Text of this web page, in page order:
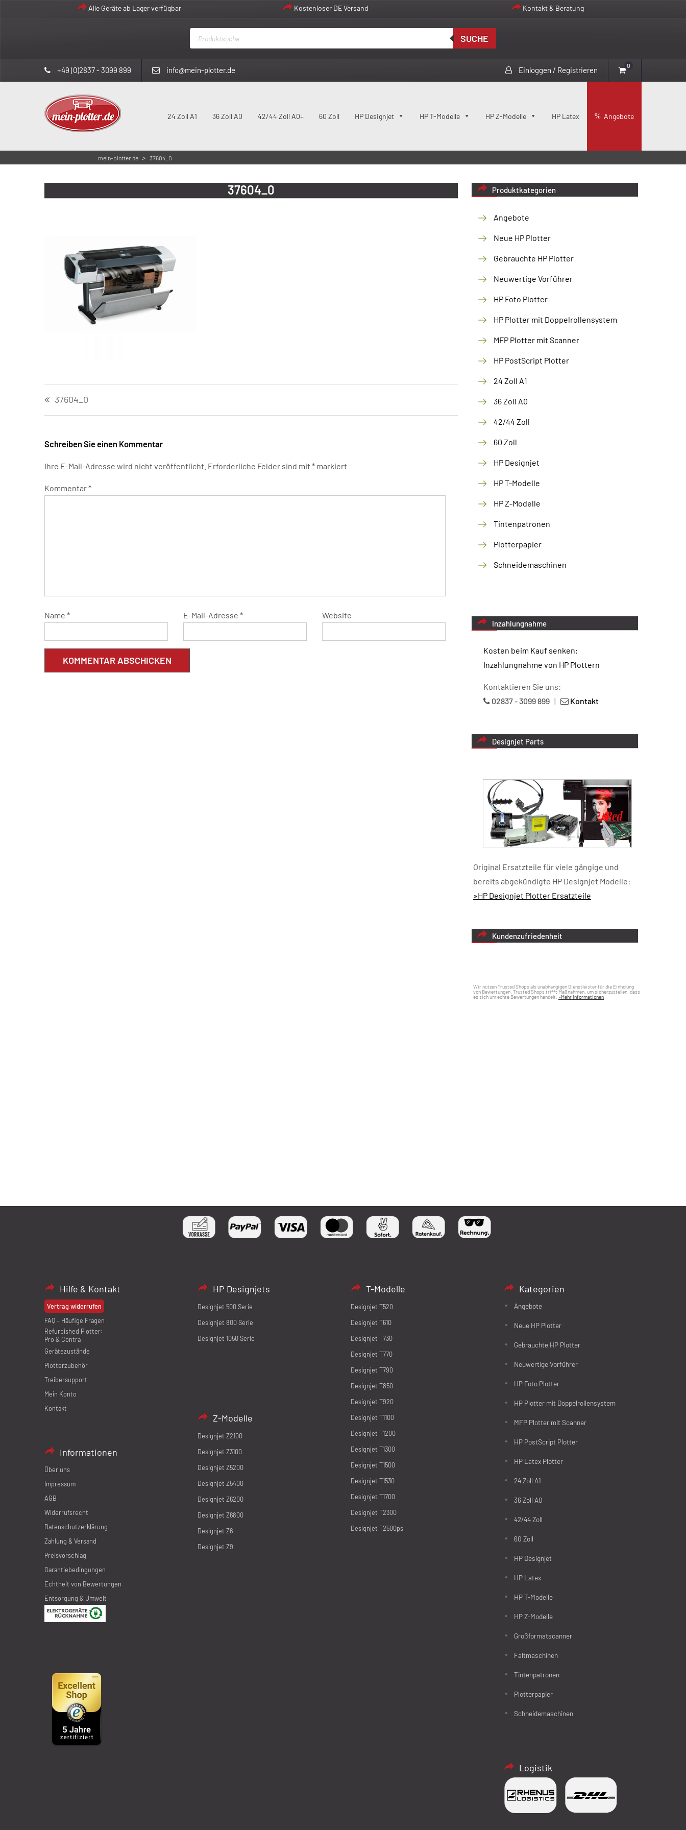
Alle Geräte ab Lager verfügbar Kostenloser DE Versand Kontakt & Beratung
Products
search
SUCHE
+49 (0)2837 - 3099 899 info@mein-plotter.de Einloggen / Registrieren 0
24 Zoll A1 36 Zoll A0 42/44 Zoll A0+ 60 Zoll HP Designjet HP T-Modelle HP Z-Modelle HP Latex Angebote
mein-plotter.de > 37604_0
37604_0
37604_0
Schreiben Sie einen Kommentar
Ihre E-Mail-Adresse wird nicht veröffentlicht. Erforderliche Felder sind mit * markiert
Kommentar*
Name * E-Mail-Adresse * Website
Produktkategorien
Angebote
Neue HP Plotter
Gebrauchte HP Plotter
Neuwertige Vorführer
HP Foto Plotter
HP Plotter mit Doppelrollensystem
MFP Plotter mit Scanner
HP PostScript Plotter
24 Zoll A1
36 Zoll A0
42/44 Zoll
60 Zoll
HP Designjet
HP T-Modelle
HP Z-Modelle
Tintenpatronen
Plotterpapier
Schneidemaschinen
Inzahlungnahme
Kosten beim Kauf senken:
Inzahlungnahme von HP Plottern
Kontaktieren Sie uns:
02837 - 3099 899 | Kontakt
Designjet Parts
Original Ersatzteile für viele gängige und
bereits abgekündigte HP Designjet Modelle:
»HP Designjet Plotter Ersatzteile
Kundenzufriedenheit
Wir nutzen Trusted Shops als unabhängigen Dienstleister für die Einholung
von Bewertungen. Trusted Shops trifft Maßnahmen, um sicherzustellen, dass
es sich um echte Bewertungen handelt. »Mehr Informationen
Hilfe & Kontakt
Vertrag widerrufen
FAQ – Häufige Fragen
Refurbished Plotter:
Pro & Contra
Gerätezustände
Plotterzubehör
Treibersupport
Mein Konto
Kontakt
Informationen
Über uns
Impressum
AGB
Widerrufsrecht
Datenschutzerklärung
Zahlung & Versand
Preisvorschlag
Garantiebedingungen
Echtheit von Bewertungen
Entsorgung & Umwelt
HP Designjets
Designjet 500 Serie
Designjet 800 Serie
Designjet 1050 Serie
Z-Modelle
Designjet Z2100
Designjet Z3100
Designjet Z5200
Designjet Z5400
Designjet Z6200
Designjet Z6800
Designjet Z6
Designjet Z9
T-Modelle
Designjet T520
Designjet T610
Designjet T730
Designjet T770
Designjet T790
Designjet T850
Designjet T920
Designjet T1100
Designjet T1200
Designjet T1300
Designjet T1500
Designjet T1530
Designjet T1700
Designjet T2300
Designjet T2500ps
Kategorien
Angebote
Neue HP Plotter
Gebrauchte HP Plotter
Neuwertige Vorführer
HP Foto Plotter
HP Plotter mit Doppelrollensystem
MFP Plotter mit Scanner
HP PostScript Plotter
HP Latex Plotter
24 Zoll A1
36 Zoll A0
42/44 Zoll
60 Zoll
HP Designjet
HP Latex
HP T-Modelle
HP Z-Modelle
Großformatscanner
Faltmaschinen
Tintenpatronen
Plotterpapier
Schneidemaschinen
Logistik